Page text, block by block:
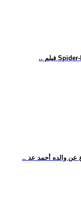
عن والده أحمد عد